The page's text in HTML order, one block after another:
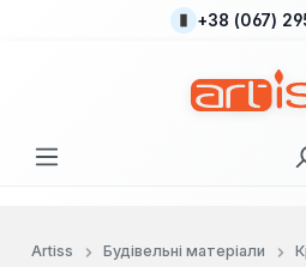
Перейти до основного вмісту
+38 (067)
Artiss Будівельні матеріали